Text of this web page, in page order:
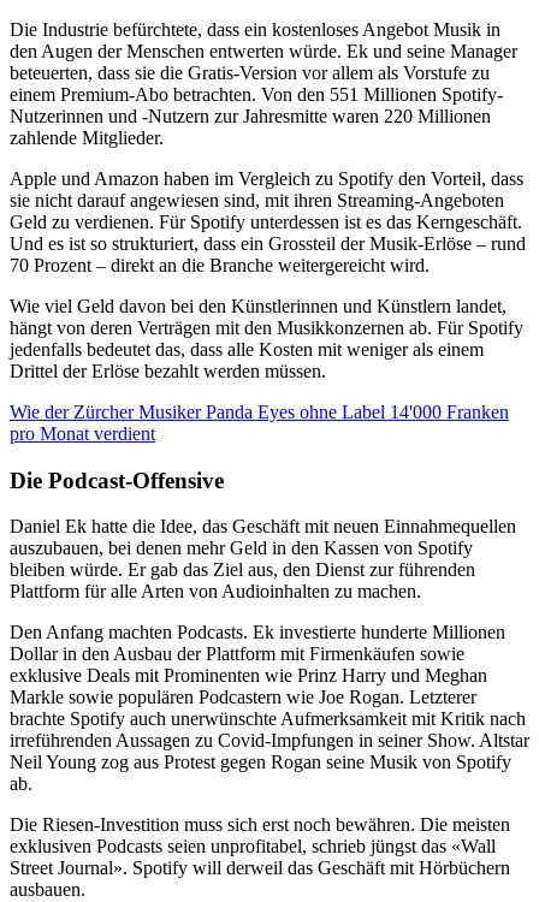
Die Industrie befürchtete, dass ein kostenloses Angebot Musik in
den Augen der Menschen entwerten würde. Ek und seine Manager
beteuerten, dass sie die Gratis-Version vor allem als Vorstufe zu
einem Premium-Abo betrachten. Von den 551 Millionen Spotify-
Nutzerinnen und -Nutzern zur Jahresmitte waren 220 Millionen
zahlende Mitglieder.
Apple und Amazon haben im Vergleich zu Spotify den Vorteil, dass
sie nicht darauf angewiesen sind, mit ihren Streaming-Angeboten
Geld zu verdienen. Für Spotify unterdessen ist es das Kerngeschäft.
Und es ist so strukturiert, dass ein Grossteil der Musik-Erlöse – rund
70 Prozent – direkt an die Branche weitergereicht wird.
Wie viel Geld davon bei den Künstlerinnen und Künstlern landet,
hängt von deren Verträgen mit den Musikkonzernen ab. Für Spotify
jedenfalls bedeutet das, dass alle Kosten mit weniger als einem
Drittel der Erlöse bezahlt werden müssen.
Wie der Zürcher Musiker Panda Eyes ohne Label 14'000 Franken
pro Monat verdient
Die Podcast-Offensive
Daniel Ek hatte die Idee, das Geschäft mit neuen Einnahmequellen
auszubauen, bei denen mehr Geld in den Kassen von Spotify
bleiben würde. Er gab das Ziel aus, den Dienst zur führenden
Plattform für alle Arten von Audioinhalten zu machen.
Den Anfang machten Podcasts. Ek investierte hunderte Millionen
Dollar in den Ausbau der Plattform mit Firmenkäufen sowie
exklusive Deals mit Prominenten wie Prinz Harry und Meghan
Markle sowie populären Podcastern wie Joe Rogan. Letzterer
brachte Spotify auch unerwünschte Aufmerksamkeit mit Kritik nach
irreführenden Aussagen zu Covid-Impfungen in seiner Show. Altstar
Neil Young zog aus Protest gegen Rogan seine Musik von Spotify
ab.
Die Riesen-Investition muss sich erst noch bewähren. Die meisten
exklusiven Podcasts seien unprofitabel, schrieb jüngst das «Wall
Street Journal». Spotify will derweil das Geschäft mit Hörbüchern
ausbauen.